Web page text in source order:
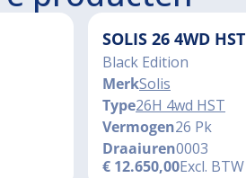
SOLIS 26 4WD HST
Black Edition
MerkSolis
Type26H 4wd HST
Vermogen26 Pk
Draaiuren0003
€ 12.650,00Excl. BTW